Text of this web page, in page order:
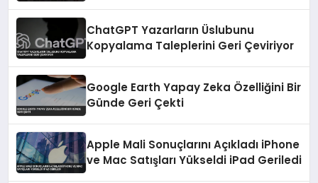
ChatGPT Yazarların Üslubunu
Kopyalama Taleplerini Geri Çeviriyor
Google Earth Yapay Zeka Özelliğini Bir
Günde Geri Çekti
Apple Mali Sonuçlarını Açıkladı iPhone
ve Mac Satışları Yükseldi iPad Geriledi